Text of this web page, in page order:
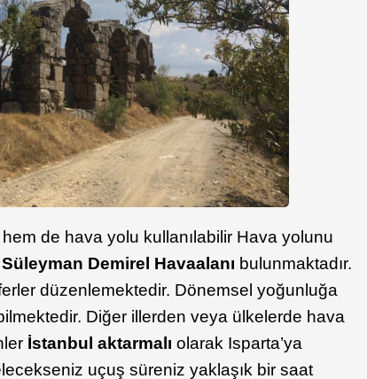
de hava yolu kullanılabilir Hava yolunu
Süleyman Demirel Havaalanı bulunmaktadır.
düzenlemektedir. Dönemsel yoğunluğa
Diğer illerden veya ülkelerde hava
İstanbul aktarmalı olarak Isparta’ya
uçuş süreniz yaklaşık bir saat